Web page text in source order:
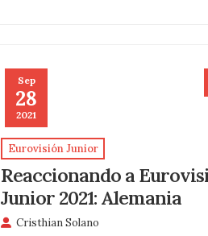
Sep
28
2021
Eurovisión Junior
Reaccionando a
Junior 2021: Alemania
Cristhian Solano